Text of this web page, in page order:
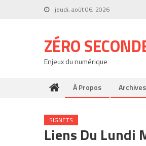
jeudi, août 06, 2026
ZÉRO
Enjeux du numérique
À Propos Archives
SIGNETS
Liens Du Lundi